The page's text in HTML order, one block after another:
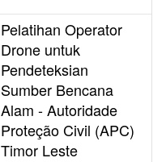
Pelatihan Operator
Drone untuk
Pendeteksian
Sumber Bencana
Alam - Autoridade
Proteção Civil (APC)
Timor Leste